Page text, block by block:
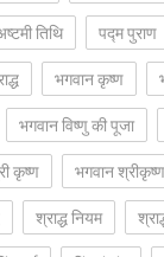
तिथि
पद्म पुराण
भगवान कृष्ण
भगवान विष्णु की पूजा
कृष्ण भगवान श्रीकृष्ण
श्राद्ध नियम